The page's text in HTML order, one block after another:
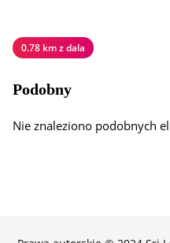
0.78 km z dala
Podobny
Nie znaleziono podobnych